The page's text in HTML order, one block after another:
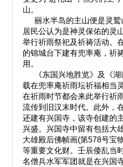
山。
丽水半岛的主山便是灵鹫
居民公认为是神灵保佑的灵
举行祈雨祭祀及祈祷活动。
的锦城台下建有兜率庵，祈
用。
《东国兴地胜览》及《湖
载在兜率庵祈雨坛祈福相当
在祈雨时节都会来此举行祈
流传到旧汉末时代。此外，
还建有兴国寺，该寺创建的
兴盛。兴国寺中留有包括大
大雄殿后佛帧画(第578号宝
等重要文化财。壬辰倭乱当
名僧兵水军军团就是在兴国